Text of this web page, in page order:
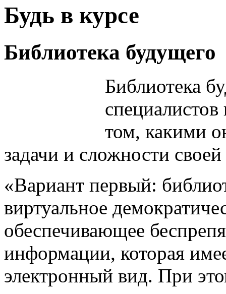
Будь в курсе
Библиотека будущего
Библиотека
том, какими
задачи и сложности
«Вариант первый:
виртуальное
обеспечивающее
информации, которая
электронный вид. При